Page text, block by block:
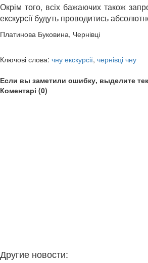
Окрім того, всіх бажаючих також
екскурсії будуть проводитись
Платинова Буковина, Чернівці
Ключові слова: чну екскурсії, чернівці чну
Если вы заметили ошибку, выделите
Коментарі (0)
Другие новости: